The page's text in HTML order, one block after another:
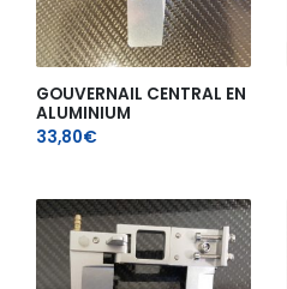
GOUVERNAIL CENTRAL EN
ALUMINIUM
33,80€